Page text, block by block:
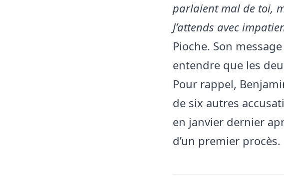
parlaient mal de toi,
J’attends avec
Pioche. Son
entendre que les
Pour rappel,
de six autres
en janvier dernier
d’un premier procès.